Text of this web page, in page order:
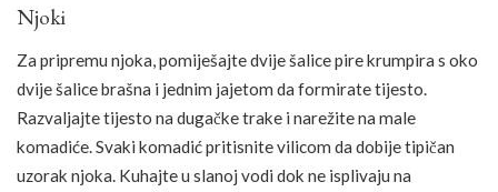
Njoki
Za pripremu njoka, pomiješajte dvije šalice pire krumpira s oko
dvije šalice brašna i jednim jajetom da formirate tijesto.
Razvaljajte tijesto na dugačke trake i narežite na male
komadiće. Svaki komadić pritisnite vilicom da dobije tipičan
uzorak njoka. Kuhajte u slanoj vodi dok ne isplivaju na